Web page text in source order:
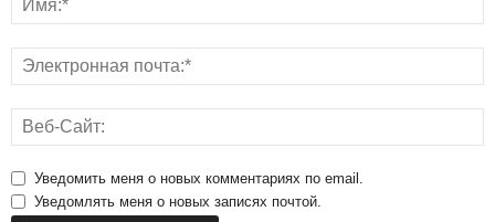
Уведомить меня о новых комментариях по email.
Уведомлять меня о новых записях почтой.